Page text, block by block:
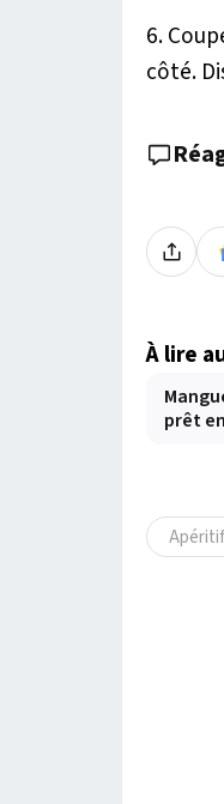
6.
côté.
À lire
prêt
Apéritif